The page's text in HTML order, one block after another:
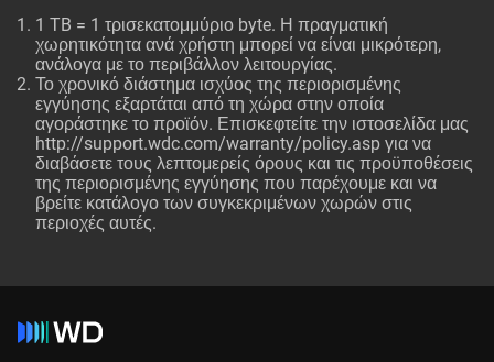
1 TB = 1 τρισεκατομμύριο byte. Η πραγματική
χωρητικότητα ανά χρήστη μπορεί να είναι μικρότερη,
ανάλογα με το περιβάλλον λειτουργίας.
Το χρονικό διάστημα ισχύος της περιορισμένης
εγγύησης εξαρτάται από τη χώρα στην οποία
αγοράστηκε το προϊόν. Επισκεφτείτε την ιστοσελίδα μας
http://support.wdc.com/warranty/policy.asp για να
διαβάσετε τους λεπτομερείς όρους και τις προϋποθέσεις
της περιορισμένης εγγύησης που παρέχουμε και να
βρείτε κατάλογο των συγκεκριμένων χωρών στις
περιοχές αυτές.